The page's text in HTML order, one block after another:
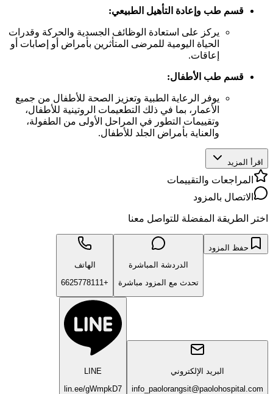
قسم طب وإعادة التأهيل الطبيعي:
يركز على استعادة الوظائف الجسدية والحركة وقدرات
الحياة اليومية للمرضى المتأثرين بأمراض أو إصابات أو
إعاقات.
قسم طب الأطفال:
يوفر الرعاية الطبية وتعزيز الصحة للأطفال من جميع
الأعمار، بما في ذلك التطعيمات الروتينية للأطفال،
وتقييمات التطور في المراحل الأولى من الطفولة،
والعناية بأمراض الجلد للأطفال.
اقرأ المزيد
المراجعات والتقييمات
الاتصال بالمزود
اختر الطريقة المفضلة للتواصل معنا
حفظ المزود
الدردشة المباشرة
تحدث مع المزود مباشرة
الهاتف
+6625778111
البريد الإلكتروني
info_paolorangsit@paolohospital.com
LINE
lin.ee/gWmpkD7